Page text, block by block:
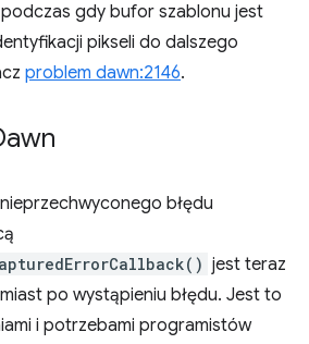
gdy bufor szablonu jest
pikseli do dalszego
problem dawn:2146.
błędu
jest teraz
po wystąpieniu błędu. Jest to
i potrzebami programistów